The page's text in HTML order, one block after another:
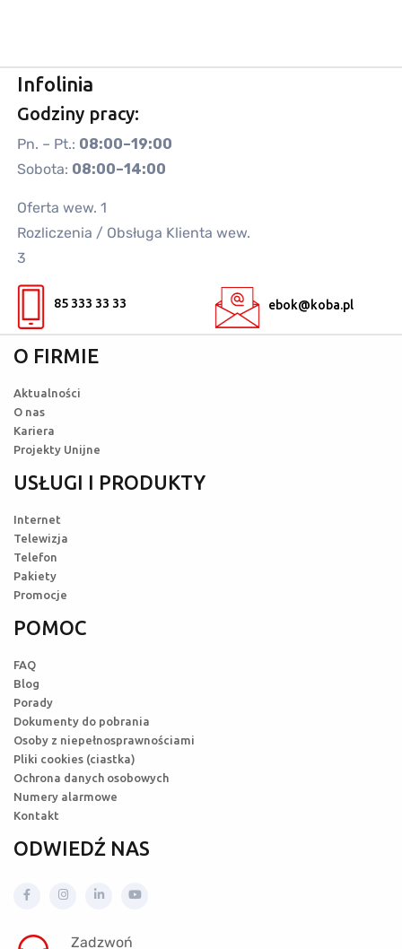
Infolinia
Godziny pracy:
Pn. – Pt.: 08:00–19:00
Sobota: 08:00–14:00
Oferta wew. 1
Rozliczenia / Obsługa Klienta wew.
3
85 333 33 33 ebok@koba.pl
O FIRMIE
Aktualności
O nas
Kariera
Projekty Unijne
USŁUGI I PRODUKTY
Internet
Telewizja
Telefon
Pakiety
Promocje
POMOC
FAQ
Blog
Porady
Dokumenty do pobrania
Osoby z niepełnosprawnościami
Pliki cookies (ciastka)
Ochrona danych osobowych
Numery alarmowe
Kontakt
ODWIEDŹ NAS
Zadzwoń